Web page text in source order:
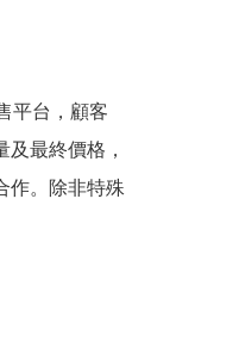
平台，顧客
最終價格，
作。除非特殊